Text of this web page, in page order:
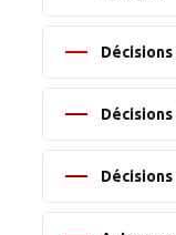
Décisions